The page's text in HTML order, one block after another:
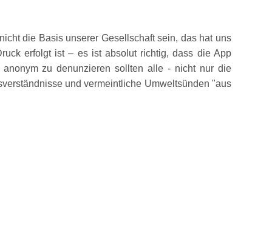
die Basis unserer Gesellschaft sein, das hat uns
erfolgt ist – es ist absolut richtig, dass die App
zu denunzieren sollten alle - nicht nur die
und vermeintliche Umweltsünden
aus